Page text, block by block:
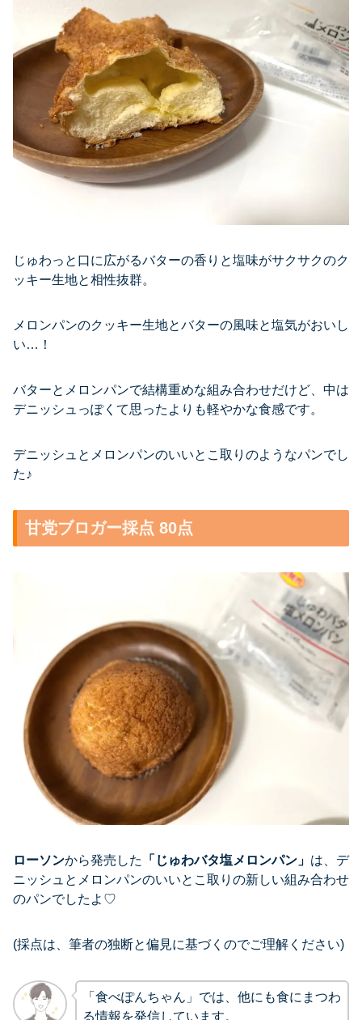
じゅわっと口に広がるバターの香りと塩味がサクサクのク
ッキー生地と相性抜群。
メロンパンのクッキー生地とバターの風味と塩気がおいし
い…！
バターとメロンパンで結構重めな組み合わせだけど、中は
デニッシュっぽくて思ったよりも軽やかな食感です。
デニッシュとメロンパンのいいとこ取りのようなパンでし
た♪
甘党ブロガー採点 80点
ローソンから発売した 「じゅわバタ塩メロンパン」 は、デ
ニッシュとメロンパンのいいとこ取りの新しい組み合わせ
のパンでしたよ♡
(採点は、筆者の独断と偏見に基づくのでご理解ください)
「食べぽんちゃん」では、他にも食にまつわ
る情報を発信しています。